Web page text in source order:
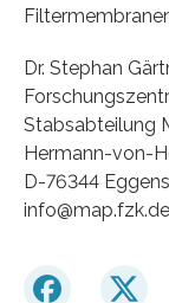
Dr. Stephan
Stabsabteilung
Hermann-von-
D-76344
info@map.fzk.de